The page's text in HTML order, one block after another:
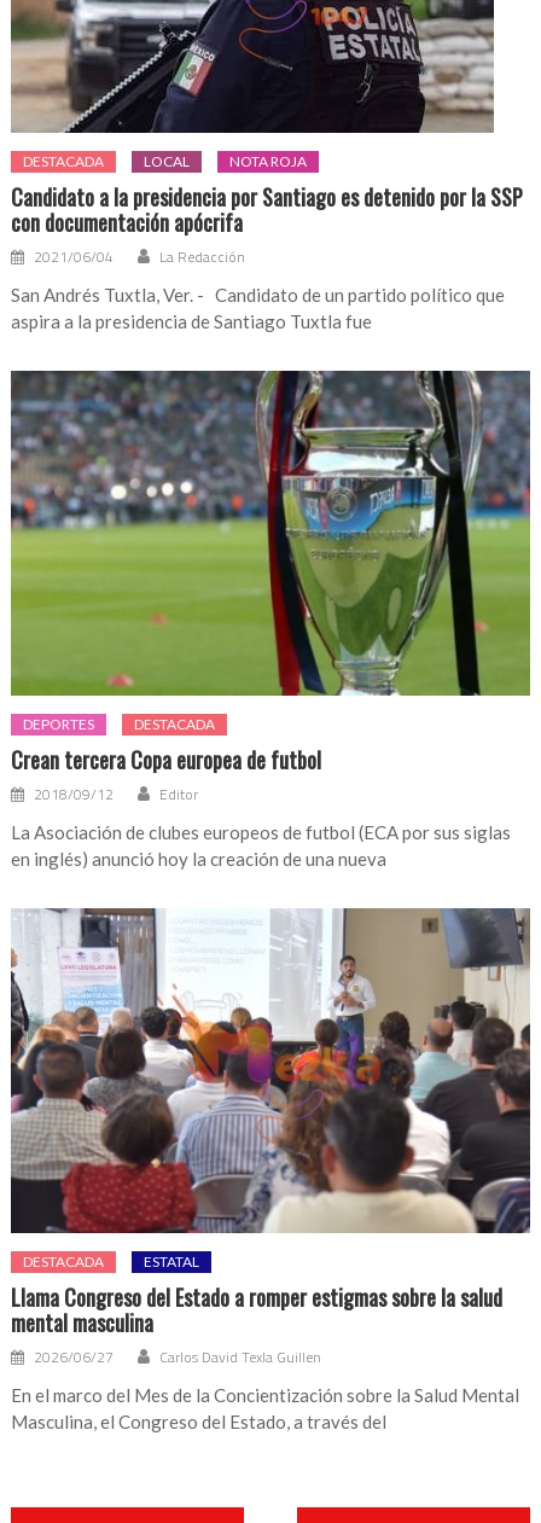
DESTACADA LOCAL NOTA ROJA
Candidato a la presidencia por Santiago es detenido por la SSP
con documentación apócrifa
2021/06/04 La Redacción
San Andrés Tuxtla, Ver. - Candidato de un partido político que
aspira a la presidencia de Santiago Tuxtla fue
DEPORTES DESTACADA
Crean tercera Copa europea de futbol
2018/09/12 Editor
La Asociación de clubes europeos de futbol (ECA por sus siglas
en inglés) anunció hoy la creación de una nueva
DESTACADA ESTATAL
Llama Congreso del Estado a romper estigmas sobre la salud
mental masculina
2026/06/27 Carlos David Texla Guillen
En el marco del Mes de la Concientización sobre la Salud Mental
Masculina, el Congreso del Estado, a través del
Navegación